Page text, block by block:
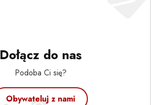
Dołącz do nas
Podoba Ci się?
Obywateluj z nami